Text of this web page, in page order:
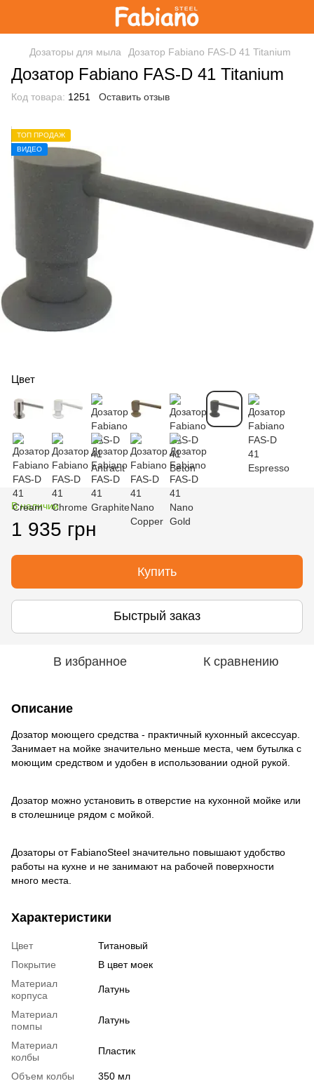
Дозаторы для мыла Дозатор Fabiano FAS-D 41 Titanium
Дозатор Fabiano FAS-D 41 Titanium
Код товара: 1251 Оставить отзыв
ТОП ПРОДАЖ
ВИДЕО
Цвет
В наличии
1 935 грн
Купить
Быстрый заказ
В избранное К сравнению
Описание
Дозатор моющего средства - практичный кухонный аксессуар.
Занимает на мойке значительно меньше места, чем бутылка с
моющим средством и удобен в использовании одной рукой.
Дозатор можно установить в отверстие на кухонной мойке или
в столешнице рядом с мойкой.
Дозаторы от FabianoSteel значительно повышают удобство
работы на кухне и не занимают на рабочей поверхности
много места.
Характеристики
Цвет
Титановый
Покрытие
В цвет моек
Материал
корпуса
Латунь
Материал
помпы
Латунь
Материал
колбы
Пластик
Объем колбы
350 мл